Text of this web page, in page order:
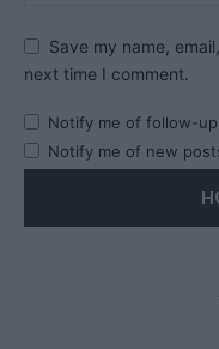
Save my name,
next time I comment.
Notify me of follow-
Notify me of new